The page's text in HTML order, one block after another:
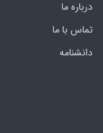
درباره ما
تماس با ما
دانشنامه